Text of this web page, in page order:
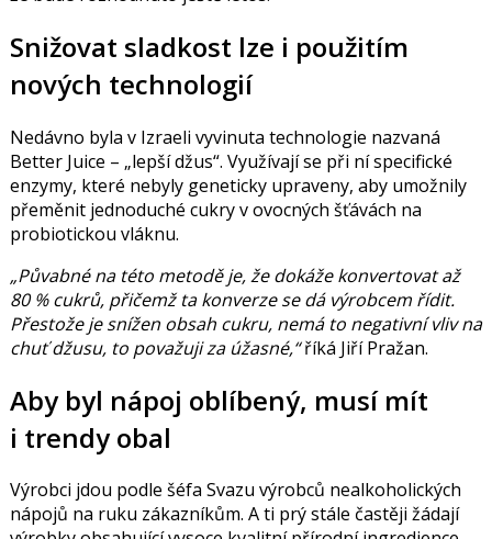
Snižovat sladkost lze i použitím
nových technologií
Nedávno byla v Izraeli vyvinuta technologie nazvaná
Better Juice – „lepší džus“. Využívají se při ní specifické
enzymy, které nebyly geneticky upraveny, aby umožnily
přeměnit jednoduché cukry v ovocných šťávách na
probiotickou vláknu.
„Půvabné na této metodě je, že dokáže konvertovat až
80 % cukrů, přičemž ta konverze se dá výrobcem řídit.
Přestože je snížen obsah cukru, nemá to negativní vliv na
chuť džusu, to považuji za úžasné,“říká Jiří Pražan.
Aby byl nápoj oblíbený, musí mít
i trendy obal
Výrobci jdou podle šéfa Svazu výrobců nealkoholických
nápojů na ruku zákazníkům. A ti prý stále častěji žádají